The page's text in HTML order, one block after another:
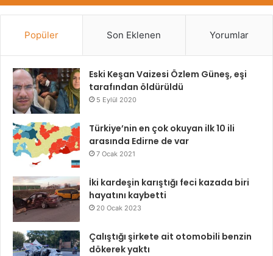
Popüler Son Eklenen Yorumlar
Eski Keşan Vaizesi Özlem Güneş, eşi
tarafından öldürüldü
5 Eylül 2020
Türkiye’nin en çok okuyan ilk 10 ili
arasında Edirne de var
7 Ocak 2021
İki kardeşin karıştığı feci kazada biri
hayatını kaybetti
20 Ocak 2023
Çalıştığı şirkete ait otomobili benzin
dökerek yaktı